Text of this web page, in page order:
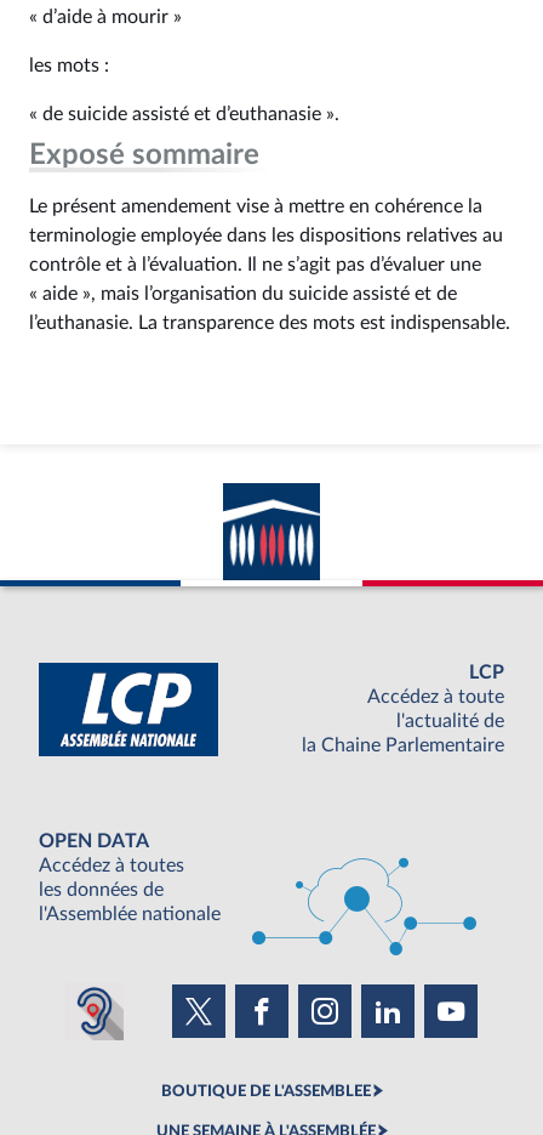
« d’aide à mourir »
les mots :
« de suicide assisté et d’euthanasie ».
Exposé sommaire
Le présent amendement vise à mettre en cohérence la
terminologie employée dans les dispositions relatives au
contrôle et à l’évaluation. Il ne s’agit pas d’évaluer une
« aide », mais l’organisation du suicide assisté et de
l’euthanasie. La transparence des mots est indispensable.
LCP
Accédez à toute
l'actualité de
la Chaine Parlementaire
OPEN DATA
Accédez à toutes
les données de
l'Assemblée nationale
BOUTIQUE DE L'ASSEMBLEE
UNE SEMAINE À L'ASSEMBLÉE